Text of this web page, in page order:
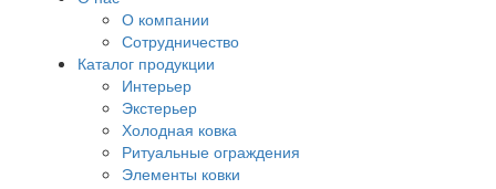
О компании
Сотрудничество
Каталог продукции
Интерьер
Экстерьер
Холодная ковка
Ритуальные ограждения
Элементы ковки